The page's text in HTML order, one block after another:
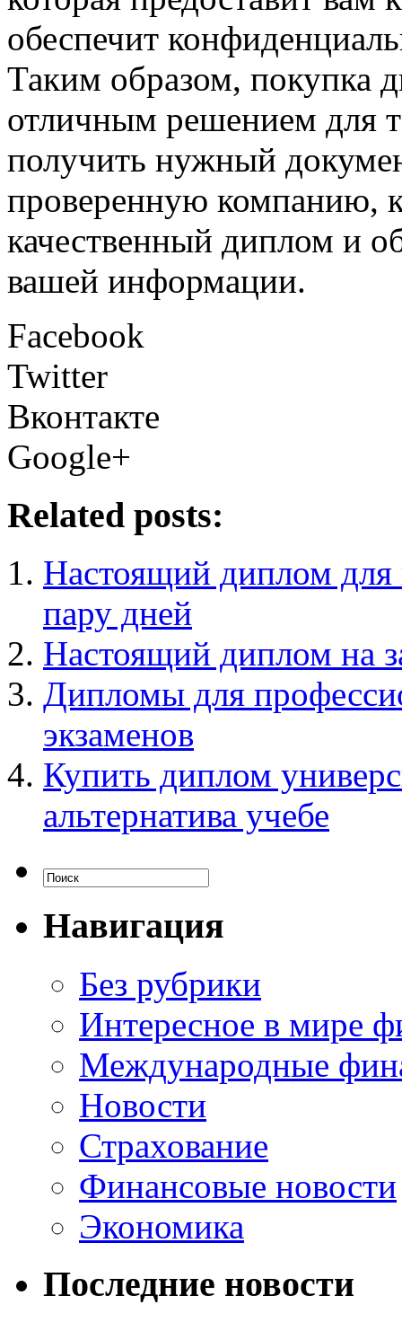
обеспечит
Таким образом, покупка
отличным решением для
получить нужный
проверенную компанию,
качественный диплом и
вашей информации.
Facebook
Twitter
Вконтакте
Google+
Related posts:
Настоящий диплом
пару дней
Настоящий диплом на
Дипломы для
экзаменов
Купить диплом
альтернатива учебе
Навигация
Без рубрики
Интересное в мире
Международные
Новости
Страхование
Финансовые новости
Экономика
Последние новости